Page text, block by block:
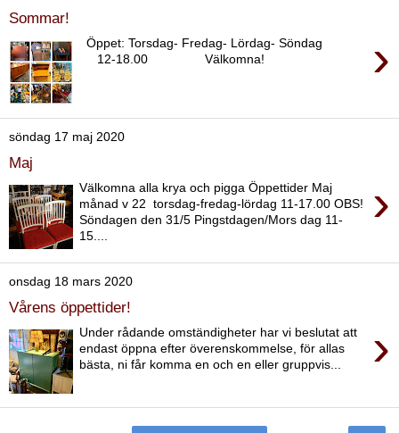
Sommar!
›
Öppet: Torsdag- Fredag- Lördag- Söndag
12-18.00 Välkomna!
söndag 17 maj 2020
Maj
›
Välkomna alla krya och pigga Öppettider Maj
månad v 22 torsdag-fredag-lördag 11-17.00 OBS!
Söndagen den 31/5 Pingstdagen/Mors dag 11-
15....
onsdag 18 mars 2020
Vårens öppettider!
›
Under rådande omständigheter har vi beslutat att
endast öppna efter överenskommelse, för allas
bästa, ni får komma en och en eller gruppvis...